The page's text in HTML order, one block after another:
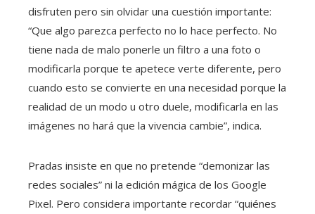
disfruten pero sin olvidar una cuestión importante:
“Que algo parezca perfecto no lo hace perfecto. No
tiene nada de malo ponerle un filtro a una foto o
modificarla porque te apetece verte diferente, pero
cuando esto se convierte en una necesidad porque la
realidad de un modo u otro duele, modificarla en las
imágenes no hará que la vivencia cambie”, indica.
Pradas insiste en que no pretende “demonizar las
redes sociales” ni la edición mágica de los Google
Pixel. Pero considera importante recordar “quiénes